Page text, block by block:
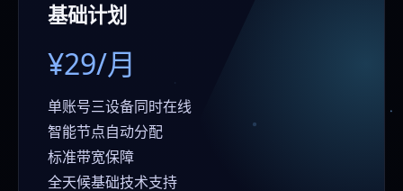
基础计划
¥29/月
单账号三设备同时在线
智能节点自动分配
标准带宽保障
全天候基础技术支持